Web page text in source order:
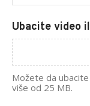
Ubacite video
Možete da
više od 25 MB.